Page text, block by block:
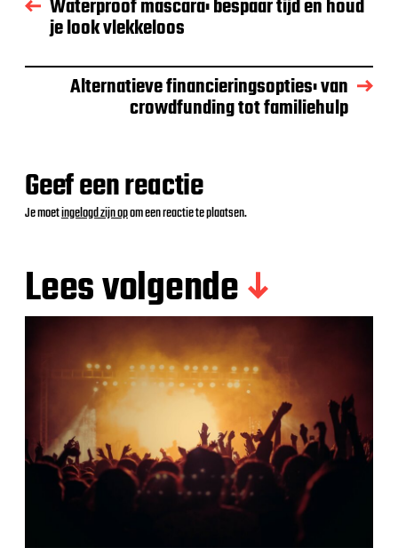
Waterproof mascara: bespaar tijd en houd
je look vlekkeloos
Alternatieve financieringsopties: van
crowdfunding tot familiehulp
Geef een reactie
Je moetingelogd zijn opom een reactie te plaatsen.
Lees volgende